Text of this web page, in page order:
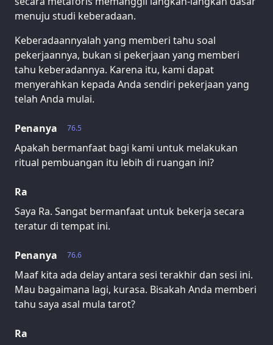
menuju studi keberadaan.
Keberadaannyalah yang memberi tahu soal
pekerjaannya, bukan si pekerjaan yang memberi
tahu keberadannya. Karena itu, kami dapat
menyerahkan kepada Anda sendiri pekerjaan yang
telah Anda mulai.
76.5
Penanya
Apakah bermanfaat bagi kami untuk melakukan
ritual pembuangan itu lebih di ruangan ini?
Ra
Saya Ra. Sangat bermanfaat untuk bekerja secara
teratur di tempat ini.
76.6
Penanya
Maaf kita ada delay antara sesi terakhir dan sesi ini.
Mau bagaimana lagi, kurasa. Bisakah Anda memberi
tahu saya asal mula tarot?
Ra